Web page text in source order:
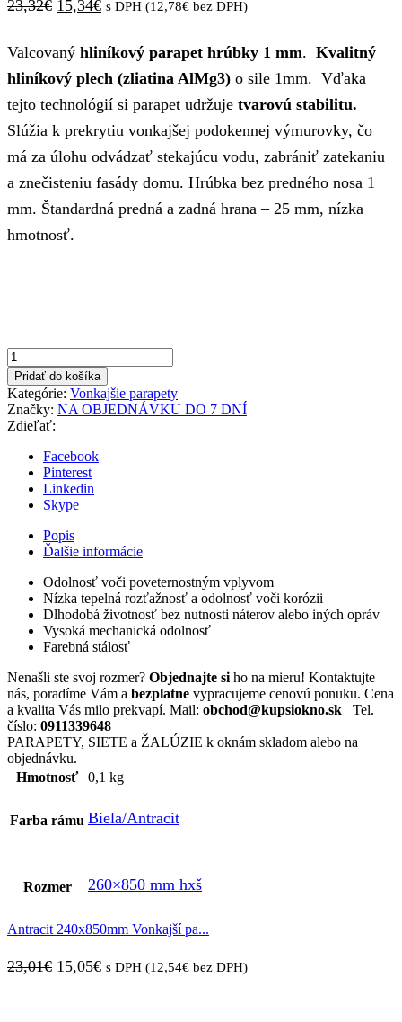
23,32€ Pôvodná
bola:
23,32€.
15,34€Aktuálna
je:
15,34€.
s DPH (12,78€ bez DPH)
Valcovaný hliníkový parapet hrúbky 1 mm. Kvalitný
hliníkový plech (zliatina AlMg3) o sile 1mm. Vďaka
tejto technológií si parapet udržuje tvarovú stabilitu.
Slúžia k prekrytiu vonkajšej podokennej výmurovky, čo
má za úlohu odvádzať stekajúcu vodu, zabrániť zatekaniu
a znečisteniu fasády domu. Hrúbka bez predného nosa 1
mm. Štandardná predná a zadná hrana – 25 mm, nízka
hmotnosť.
množstvo
Antracit
260x850mm
Vonkajší
parapet
hliníkový
Pridať do košíka
Kategórie: Vonkajšie parapety
Značky: NA OBJEDNÁVKU DO 7 DNÍ
Zdieľať:
Facebook
Pinterest
Linkedin
Skype
Popis
Ďalšie informácie
Odolnosť voči poveternostným vplyvom
Nízka tepelná rozťažnosť a odolnosť voči korózii
Dlhodobá životnosť bez nutnosti náterov alebo iných opráv
Vysoká mechanická odolnosť
Farebná stálosť
Nenašli ste svoj rozmer? Objednajte si ho na mieru! Kontaktujte
nás, poradíme Vám a bezplatne vypracujeme cenovú ponuku. Cena
a kvalita Vás milo prekvapí. Mail: obchod@kupsiokno.sk Tel.
číslo: 0911339648
PARAPETY, SIETE a ŽALÚZIE k oknám skladom alebo na
objednávku.
Hmotnosť
0,1 kg
Farba rámu Biela/Antracit
Rozmer 260×850 mm hxš
Antracit 240x850mm Vonkajší pa...
23,01€ Pôvodná
15,05€Aktuálna
s DPH (12,54€ bez DPH)